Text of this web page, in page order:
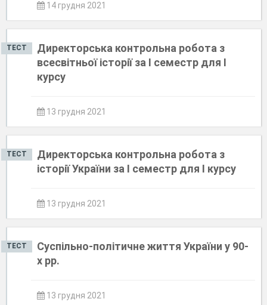
14 грудня 2021
ТЕСТ
Директорська контрольна робота з
всесвітньої історії за І семестр для І
курсу
13 грудня 2021
ТЕСТ
Директорська контрольна робота з
історії України за І семестр для І курсу
13 грудня 2021
ТЕСТ
Суспільно-політичне життя України у 90-
х рр.
13 грудня 2021